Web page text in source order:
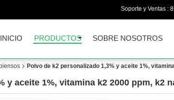
Soporte y Ventas :
INICIO PRODUCTOS SOBRE NOSOTROS
Polvo de k2 personalizado 1,3% y aceite 1%,
y aceite 1%, vitamina k2 2000 ppm, k2